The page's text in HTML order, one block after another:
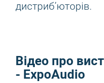
дистриб’юторів.
Відео про
- ExpoAudio